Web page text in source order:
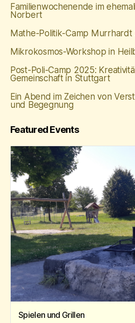
Familienwochenende im
Norbert
Mathe‑Politik‑Camp Murrhardt
Mikrokosmos-Workshop in
Post-Poli-Camp 2025:
Gemeinschaft in Stuttgart
Ein Abend im Zeichen von
und Begegnung
Featured Events
Spielen und Grillen